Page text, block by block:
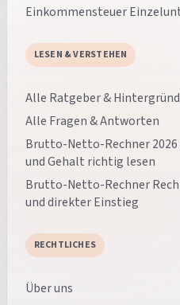
Einkommensteuer
LESEN & VERSTEHEN
Alle Ratgeber &
Alle Fragen & Antworten
Brutto-Netto-Rechner
und Gehalt richtig lesen
Brutto-Netto-Rechner
und direkter Einstieg
RECHTLICHES
Über uns